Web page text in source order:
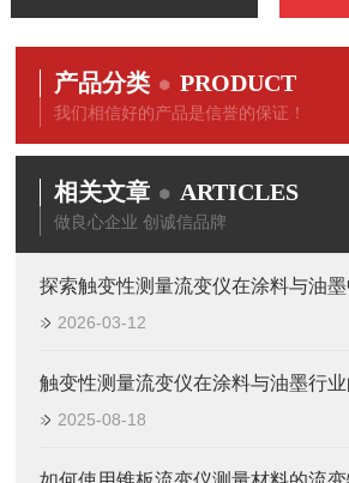
产品分类 PRODUCT
我们相信好的产品是信誉的保证！
相关文章 ARTICLES
做良心企业 创诚信品牌
探索触变性测量流变仪在涂料与油墨
2026-03-12
触变性测量流变仪在涂料与油墨行业
2025-08-18